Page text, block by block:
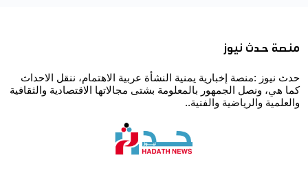
منصة حدث نيوز
حدث نيوز :منصة إخبارية يمنية النشأة عربية الاهتمام، ننقل الاحداث
كما هي، ونصل الجمهور بالمعلومة بشتى مجالاتها الاقتصادية والثقافية
والعلمية والرياضية والفنية..